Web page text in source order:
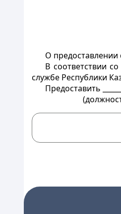
О
В соответствии со
службе Республики
Предоставить
(должность,